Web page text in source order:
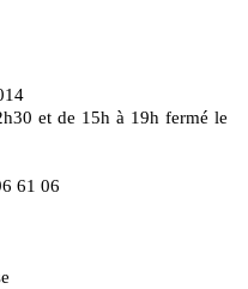
et de 15h à 19h fermé le
61 06